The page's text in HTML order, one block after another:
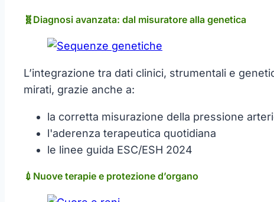
🧬Diagnosi avanzata: dal misuratore alla genetica
L’integrazione tra dati clinici, strumentali e
mirati, grazie anche a:
la corretta misurazione della pressione
l'aderenza terapeutica quotidiana
le linee guida ESC/ESH 2024
💉Nuove terapie e protezione d’organo